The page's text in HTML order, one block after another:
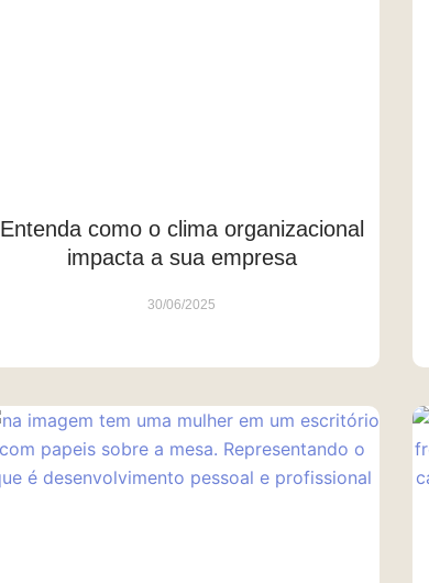
Entenda como o clima organizacional
impacta a sua empresa
30/06/2025